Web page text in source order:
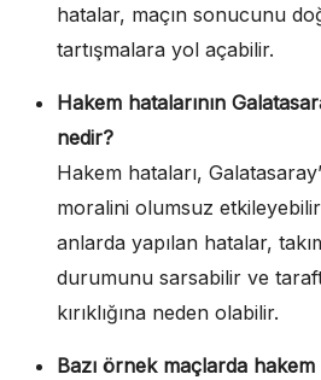
hatalar, maçın sonucunu
tartışmalara yol açabilir.
Hakem hatalarının
nedir?
Hakem hataları,
moralini olumsuz
anlarda yapılan hatalar,
durumunu sarsabilir ve
kırıklığına neden olabilir.
Bazı örnek maçlarda hakem